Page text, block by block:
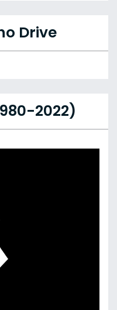
Drive
2022)